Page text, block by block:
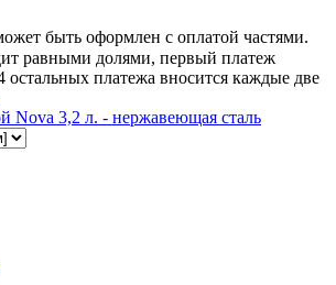
быть оформлен с оплатой частями.
равными долями, первый платеж
остальных платежа вносится каждые две
Nova 3,2 л. - нержавеющая сталь